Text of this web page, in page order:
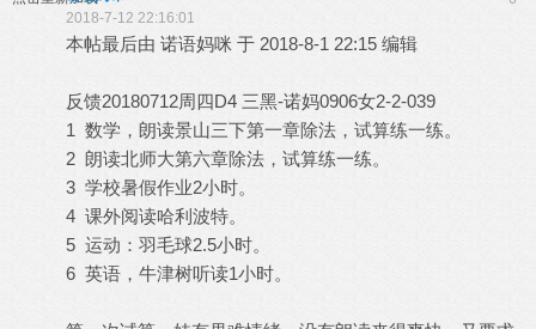
2018-7-12 22:16:01
本帖最后由 诺语妈咪 于 2018-8-1 22:15 编辑
反馈20180712周四D4 三黑-诺妈0906女2-2-039
1 数学，朗读景山三下第一章除法，试算练一练。
2 朗读北师大第六章除法，试算练一练。
3 学校暑假作业2小时。
4 课外阅读哈利波特。
5 运动：羽毛球2.5小时。
6 英语，牛津树听读1小时。